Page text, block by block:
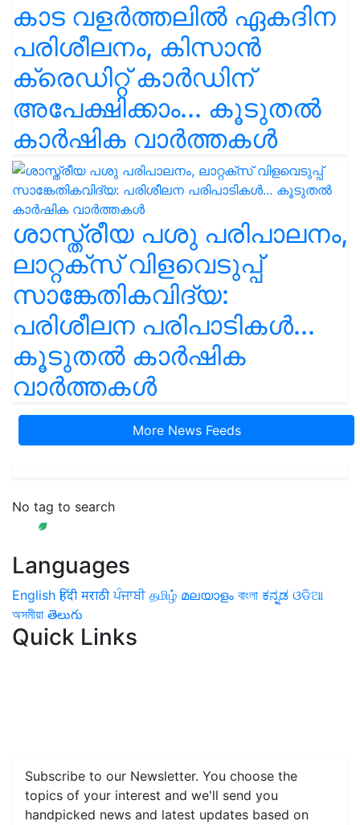
കാട വളര്‍ത്തലിൽ ഏകദിന
പരിശീലനം, കിസാൻ
ക്രെഡിറ്റ് കാർഡിന്
അപേക്ഷിക്കാം... കൂടുതൽ
കാർഷിക വാർത്തകൾ
ശാസ്ത്രീയ പശു പരിപാലനം,
ലാറ്റക്സ് വിളവെടുപ്പ്
സാങ്കേതികവിദ്യ:
പരിശീലന പരിപാടികൾ...
കൂടുതൽ കാർഷിക
വാർത്തകൾ
More News Feeds
No tag to search
Languages
English हिंदी मराठी ਪੰਜਾਬੀ தமிழ் മലയാളം বাংলা ಕನ್ನಡ ଓଡିଆ
অসমীয়া తెలుగు
Quick Links
Subscribe to our Newsletter. You choose the
topics of your interest and we'll send you
handpicked news and latest updates based on